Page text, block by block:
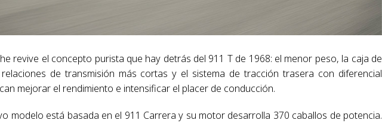
revive el concepto purista que hay detrás del 911 T de 1968: el menor peso, la caja de
de transmisión más cortas y el sistema de tracción trasera con diferencial
mejorar el rendimiento e intensificar el placer de conducción.
modelo está basada en el 911 Carrera y su motor desarrolla 370 caballos de potencia.